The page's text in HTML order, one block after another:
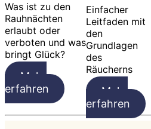
Was ist zu den
Rauhnächten
erlaubt oder
verboten und was
bringt Glück?
Mehr
erfahren
Einfacher
Leitfaden mit
den
Grundlagen
des
Räucherns
Mehr
erfahren